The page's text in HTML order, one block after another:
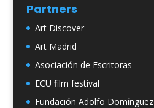
Partners
Art Discover
Art Madrid
Asociación de Escritoras
ECU film festival
Fundación Adolfo Domínguez